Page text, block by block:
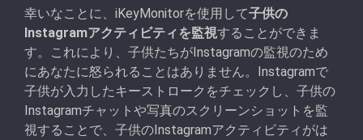
幸いなことに、iKeyMonitorを使用して子供の
Instagramアクティビティを監視することができま
す。これにより、子供たちがInstagramの監視のため
にあなたに怒られることはありません。Instagramで
子供が入力したキーストロークをチェックし、子供の
Instagramチャットや写真のスクリーンショットを監
視することで、子供のInstagramアクティビティがは